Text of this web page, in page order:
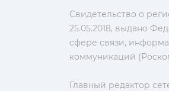
Свидетельство о
25.05.2018, выдано
сфере связи,
коммуникаций
Главный редактор